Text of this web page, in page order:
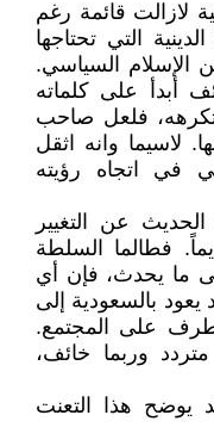
لازالت قائمة رغم
التي تحتاجها
الإسلام السياسي.
أبدأ على كلماته
تكرهه، فلعل صاحب
لاسيما وانه اثقل
في اتجاه رؤيته
عن التغيير
فطالما السلطة
ما يحدث، فإن أي
بالسعودية إلى
على المجتمع.
وربما خائف،
يوضح هذا التعنت